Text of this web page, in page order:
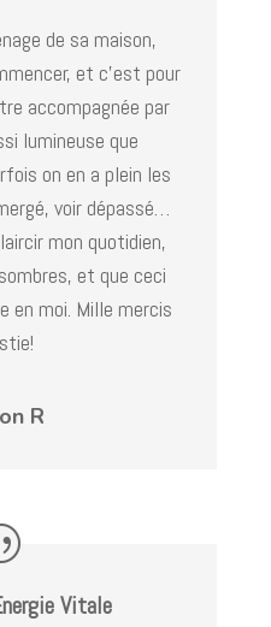
de sa maison,
et c’est pour
accompagnée par
lumineuse que
on en a plein les
voir dépassé…
mon quotidien,
et que ceci
en moi. Mille mercis
R
Vitale